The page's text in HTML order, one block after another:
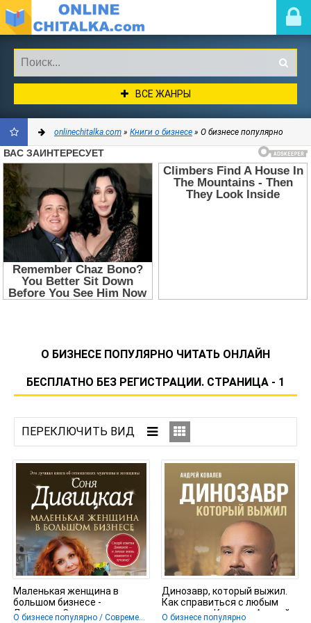
ВСЕ ЖАНРЫ
ДОБАВИТЬ
В
ЗАКЛАДКИ
onlinechitalka.com » Книги о бизнесе » О бизнесе популярно
О БИЗНЕСЕ ПОПУЛЯРНО ЧИТАТЬ ОНЛАЙН
БЕСПЛАТНО БЕЗ РЕГИСТРАЦИИ. СТРАНИЦА - 1
Маленькая женщина в
большом бизнесе -
Дивицкая Соня
О бизнесе популярно / Современная проза
Динозавр, который выжил.
Как справиться с любым
кризисом - Ковалев Андрей
О бизнесе популярно